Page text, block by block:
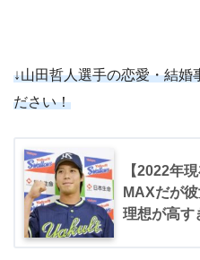
↓山田哲人選手の恋愛・結婚
ださい！
【2022年
MAXだが
理想が高す